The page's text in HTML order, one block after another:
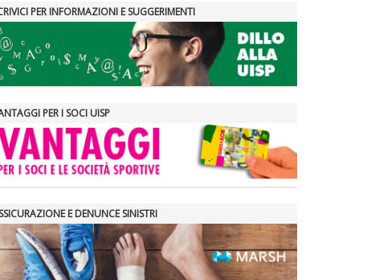
PER INFORMAZIONI E SUGGERIMENTI
PER I SOCI UISP
E DENUNCE SINISTRI